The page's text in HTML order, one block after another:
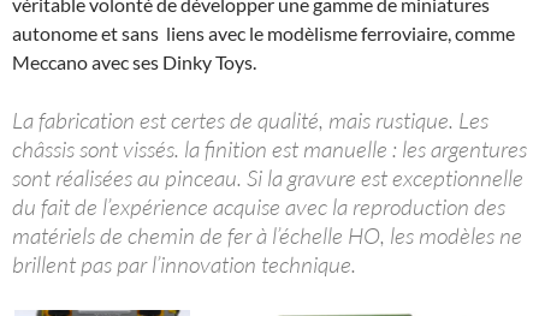
autonome et sans liens avec le modèlisme ferroviaire, comme
Meccano avec ses Dinky Toys.
La fabrication est certes de qualité, mais rustique. Les
châssis sont vissés. la finition est manuelle : les argentures
sont réalisées au pinceau. Si la gravure est exceptionnelle
du fait de l’expérience acquise avec la reproduction des
matériels de chemin de fer à l’échelle HO, les modèles ne
brillent pas par l’innovation technique.